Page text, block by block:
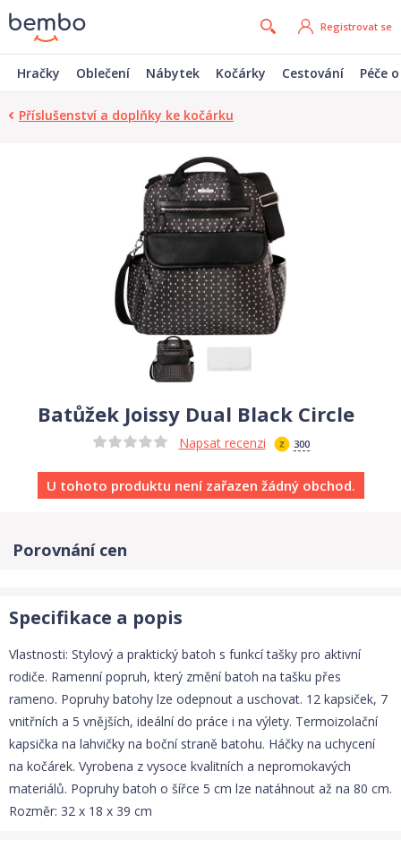
Registrovat se
Hračky Oblečení Nábytek Kočárky Cestování Péče
Příslušenství a doplňky ke kočárku
Batůžek Joissy Dual Black Circle
Napsat recenzi 300
U tohoto produktu není zařazen žádný obchod.
Porovnání cen
Specifikace a popis
Vlastnosti: Stylový a praktický batoh s funkcí tašky pro aktivní
rodiče. Ramenní popruh, který změní batoh na tašku přes
rameno. Popruhy batohy lze odepnout a uschovat. 12 kapsiček, 7
vnitřních a 5 vnějších, ideální do práce i na výlety. Termoizolační
kapsička na lahvičky na boční straně batohu. Háčky na uchycení
na kočárek. Vyrobena z vysoce kvalitních a nepromokavých
materiálů. Popruhy batoh o šířce 5 cm lze natáhnout až na 80 cm.
Rozměr: 32 x 18 x 39 cm